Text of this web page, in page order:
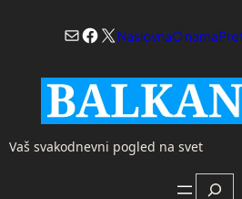
Mail
Facebook
X NaslovnaO nama
Vaš svakodnevni pogled na svet
Search